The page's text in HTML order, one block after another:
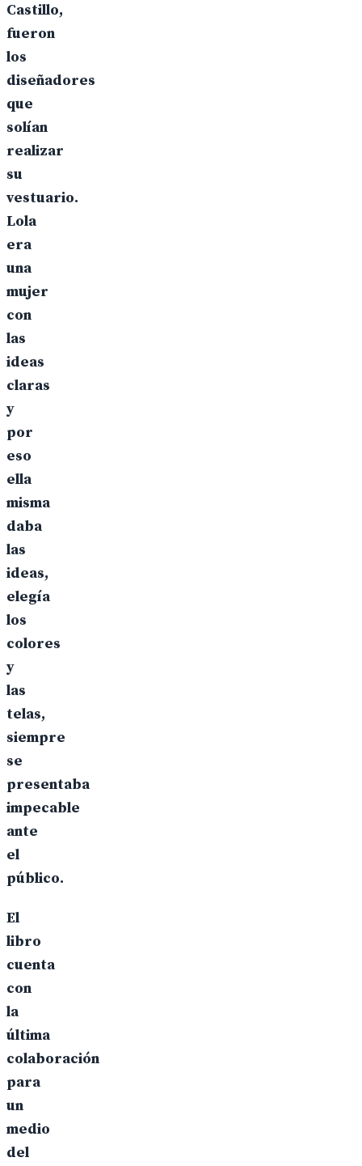
Castillo,
fueron
los
diseñadores
que
solían
realizar
su
vestuario.
Lola
era
una
mujer
con
las
ideas
claras
y
por
eso
ella
misma
daba
las
ideas,
elegía
los
colores
y
las
telas,
siempre
se
presentaba
impecable
ante
el
público.
El
libro
cuenta
con
la
última
colaboración
para
un
medio
del